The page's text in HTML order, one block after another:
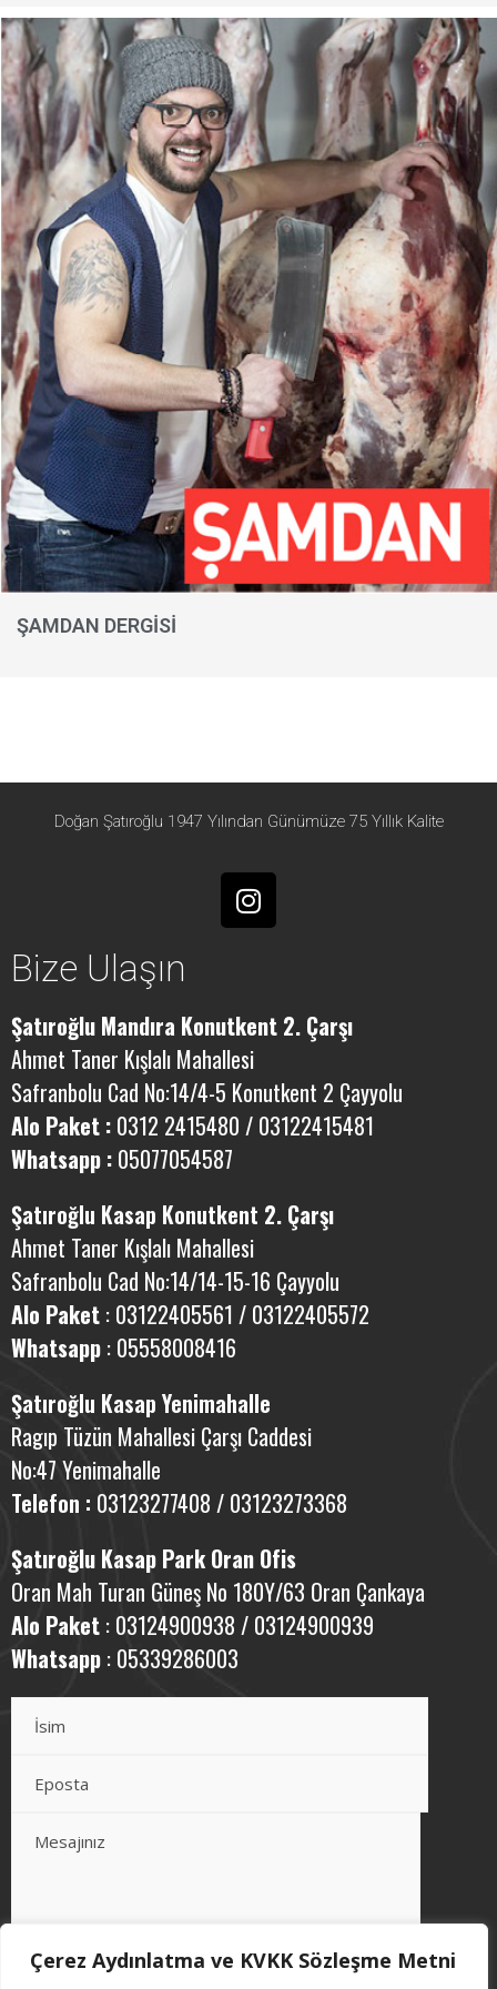
Çerez Aydınlatma ve KVKK Sözleşme Metni
ŞAMDAN DERGİSİ
Doğan Şatıroğlu 1947 Yılından Günümüze 75 Yıllık Kalite
Bize Ulaşın
Şatıroğlu Mandıra Konutkent 2. Çarşı
Ahmet Taner Kışlalı Mahallesi
Safranbolu Cad No:14/4-5 Konutkent 2 Çayyolu
Alo Paket : 0312 2415480 / 03122415481
Whatsapp : 05077054587
Şatıroğlu Kasap Konutkent 2. Çarşı
Ahmet Taner Kışlalı Mahallesi
Safranbolu Cad No:14/14-15-16 Çayyolu
Alo Paket : 03122405561 / 03122405572
Whatsapp : 05558008416
Şatıroğlu Kasap Yenimahalle
Ragıp Tüzün Mahallesi Çarşı Caddesi
No:47 Yenimahalle
Telefon : 03123277408 / 03123273368
Şatıroğlu Kasap Park Oran Ofis
Oran Mah Turan Güneş No 180Y/63 Oran Çankaya
Alo Paket : 03124900938 / 03124900939
Whatsapp : 05339286003